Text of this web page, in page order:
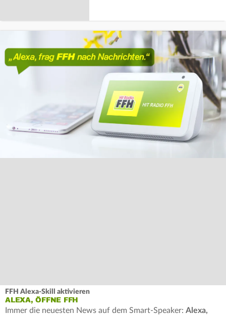
FFH Alexa-Skill aktivieren
ALEXA, ÖFFNE FFH
Immer die neuesten News auf dem Smart-Speaker: Alexa,